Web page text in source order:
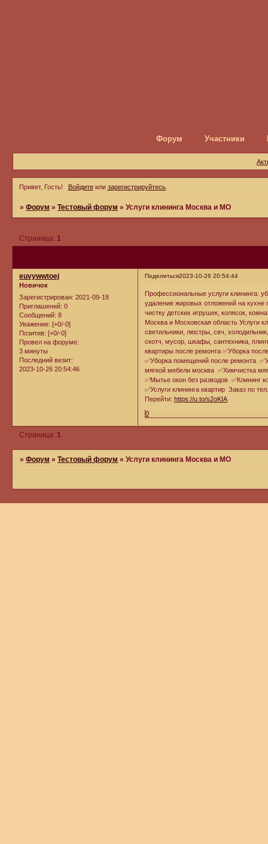
Форум Участники
Привет, Гость! Войдитеили зарегистрируйтесь.
»Форум »Тестовый форум »Услуги клининга Москва и МО
Страница: 1
Поделиться2023-10-26 20:54:44
euvywwtoej
Новичок
Зарегистрирован: 2021-09-18
Приглашений: 0
Сообщений: 8
Уважение: [+0/-0]
Позитив: [+0/-0]
Провел на форуме:
3 минуты
Последний визит:
2023-10-26 20:54:46
Профессиональные услуги клининга:
удаление жировых отложений на
чистку детских игрушек, колясок,
Москва и Московская область Услуги
светильники, люстры, свч,
скотч, мусор, шкафы, сантехника,
квартиры после ремонта ✅Уборка
✅Уборка помещений после ремонта
мягкой мебели москва ✅Химчистка
✅Мытье окон без разводов ✅Клининг
✅Услуги клининга квартир Заказ по
Перейти:https://u.to/s2oKIA
0
Страница: 1
»Форум »Тестовый форум »Услуги клининга Москва и МО